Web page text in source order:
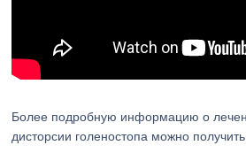
Более подробную информацию о
дисторсии голеностопа можно получить